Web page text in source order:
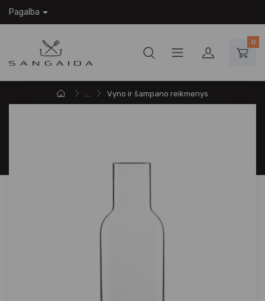
Pagalba
0
... Vyno ir šampano reikmenys